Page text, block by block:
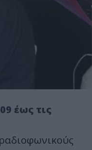
έως τις
ραδιοφωνικούς